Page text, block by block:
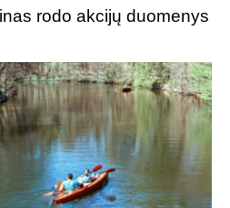
rodo akcijų duomenys